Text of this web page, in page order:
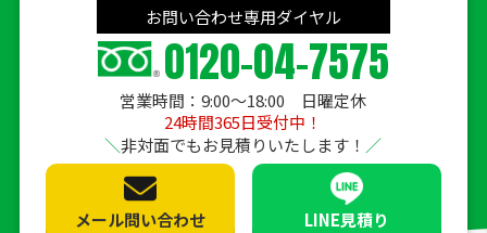
お問い合わせ専用ダイヤル
0120-04-7575
営業時間：9:00〜18:00 日曜定休
24時間365日受付中！
非対面でもお見積りいたします！
メール問い合わせ LINE見積り